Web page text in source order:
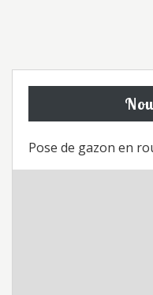
Pose de gazon en